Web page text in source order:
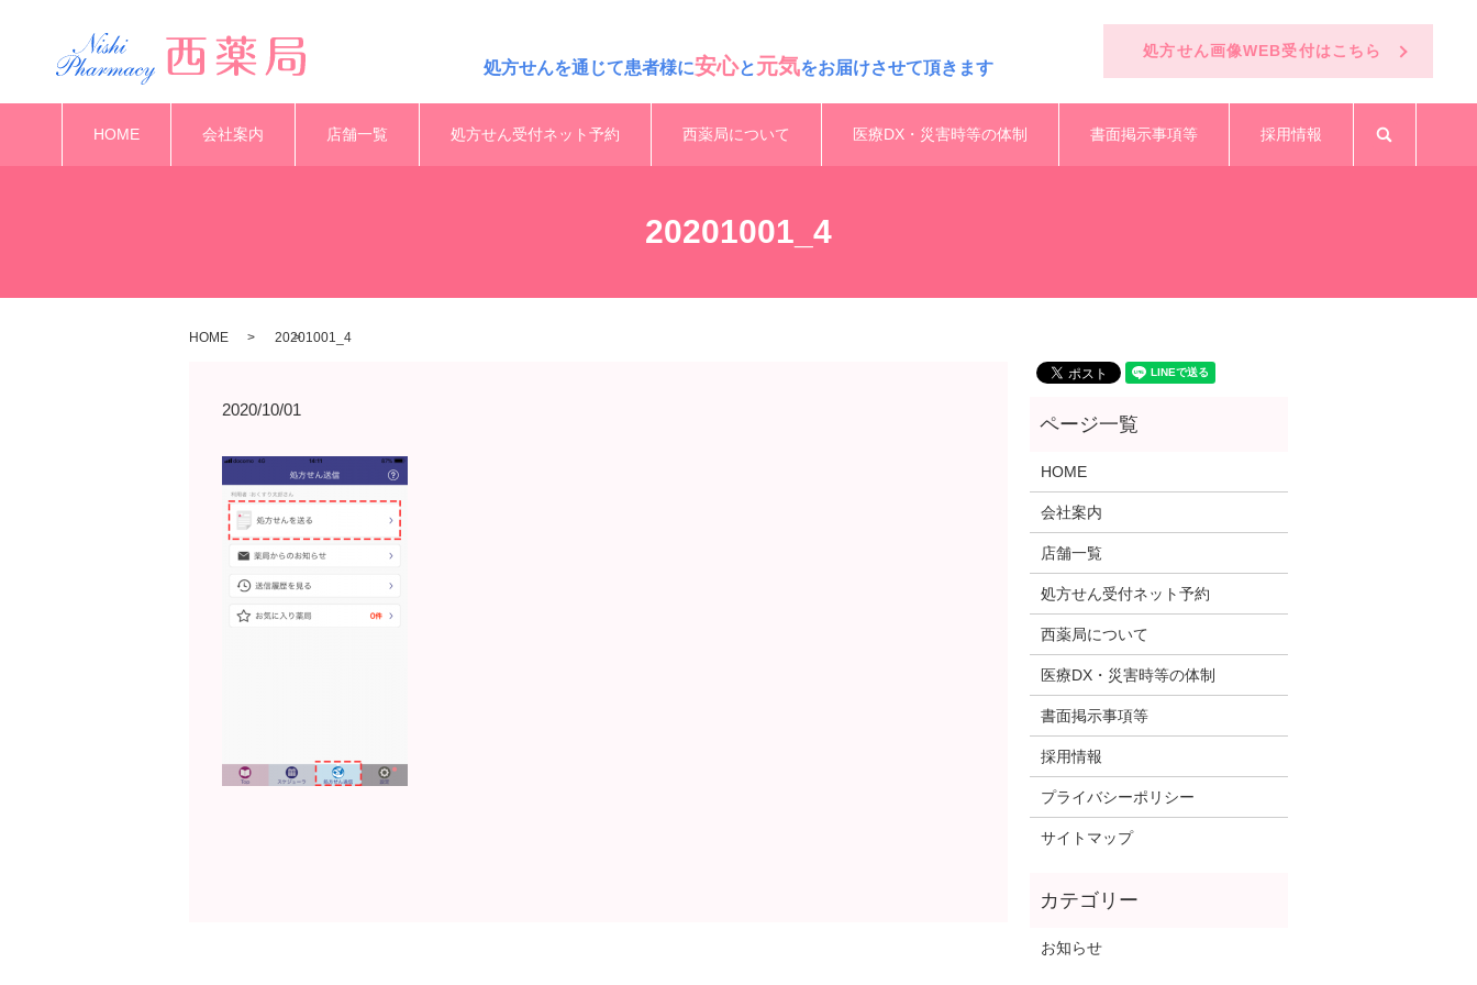
処方せんを通じて患者様に安心と元気をお届けさせて頂きます
処方せん画像WEB受付はこちら
HOME 会社案内 店舗一覧 処方せん受付ネット予約 西薬局について 医療DX・災害時等の体制 書面掲示事項等 採用情報 search
20201001_4
HOME 20201001_4
2020/10/01
HOME
会社案内
店舗一覧
処方せん受付ネット予約
西薬局について
医療DX・災害時等の体制
書面掲示事項等
採用情報
プライバシーポリシー
サイトマップ
お知らせ